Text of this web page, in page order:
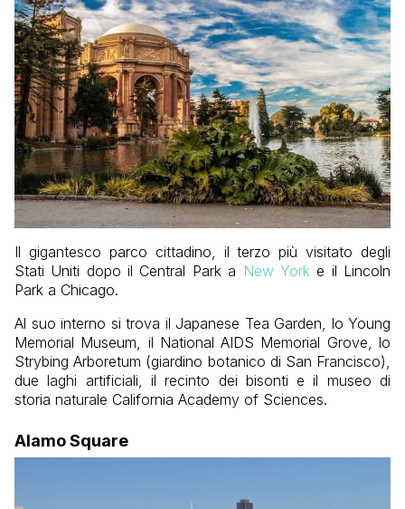
Il gigantesco parco cittadino, il terzo più visitato degli
Stati Uniti dopo il Central Park a New Yorke il Lincoln
Park a Chicago.
Al suo interno si trova il Japanese Tea Garden, lo Young
Memorial Museum, il National AIDS Memorial Grove, lo
Strybing Arboretum (giardino botanico di San Francisco),
due laghi artificiali, il recinto dei bisonti e il museo di
storia naturale California Academy of Sciences.
Alamo Square